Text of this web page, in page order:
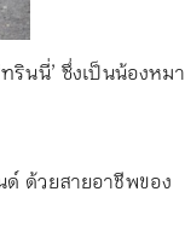
นนี่’ ซึ่งเป็นน้องหมา
ด้วยสายอาชีพของ